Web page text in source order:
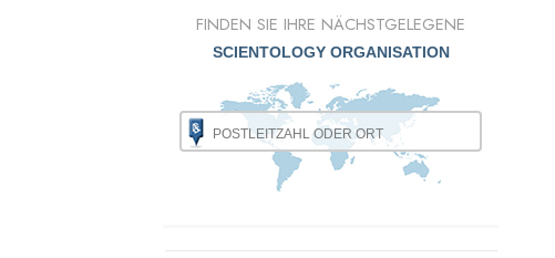
FINDEN SIE IHRE NÄCHSTGELEGENE
SCIENTOLOGY ORGANISATION